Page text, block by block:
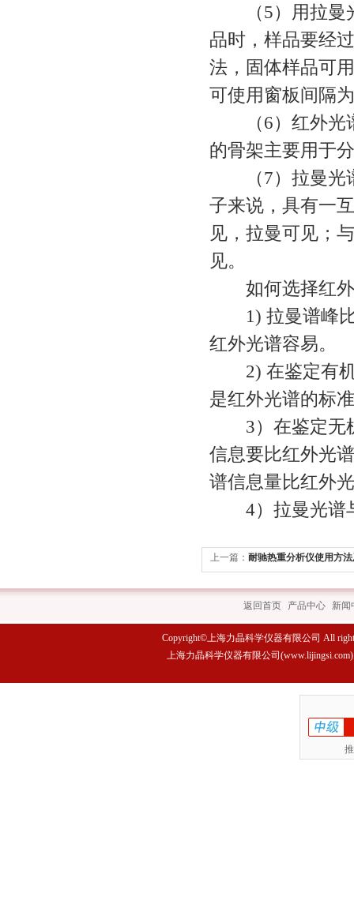
（5）用拉曼光
品时，样品要经
法，固体样品可
可使用窗板间隔
（6）红外光谱
的骨架主要用于
（7）拉曼光谱
子来说，具有一
见，拉曼可见；
见。
如何选择红外
1) 拉曼谱峰比
红外光谱容易。
2) 在鉴定有机
是红外光谱的标
3）在鉴定无机
信息要比红外光
谱信息量比红外
4）拉曼光谱与
上一篇： 耐驰热重分析仪使用方
返回首页 产品中心 新闻
Copyright©上海力晶科学仪器有限公司 All
上海力晶科学仪器有限公司